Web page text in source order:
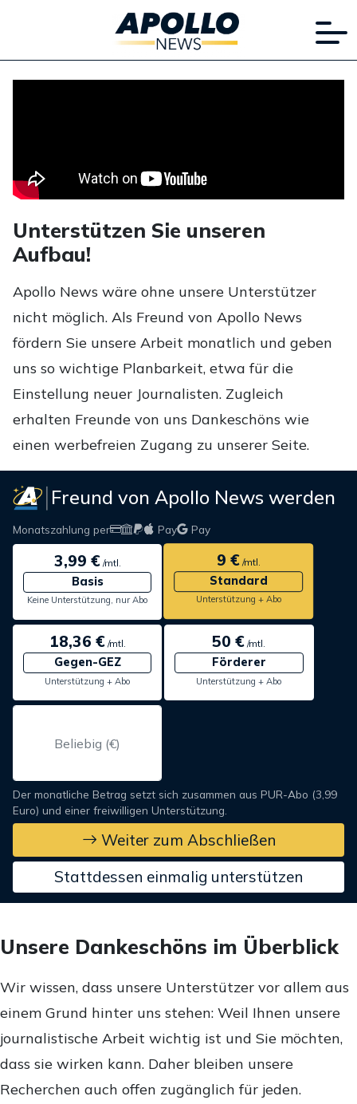
Unterstützen Sie unseren
Aufbau!
Apollo News wäre ohne unsere Unterstützer
nicht möglich. Als Freund von Apollo News
fördern Sie unsere Arbeit monatlich und geben
uns so wichtige Planbarkeit, etwa für die
Einstellung neuer Journalisten. Zugleich
erhalten Freunde von uns Dankeschöns wie
einen werbefreien Zugang zu unserer Seite.
Freund von Apollo News werden
Monatszahlung per Pay Pay
3,99 €/mtl.
Basis
Keine Unterstützung, nur Abo
9 €/mtl.
Standard
Unterstützung + Abo
18,36 €/mtl.
Gegen-GEZ
Unterstützung + Abo
50 € /mtl.
Förderer
Unterstützung + Abo
Der monatliche Betrag setzt sich zusammen aus PUR-Abo (3,99
Euro) und einer freiwilligen Unterstützung.
Weiter zum Abschließen
Stattdessen einmalig unterstützen
Unsere Dankeschöns im Überblick
Wir wissen, dass unsere Unterstützer vor allem aus
einem Grund hinter uns stehen: Weil Ihnen unsere
journalistische Arbeit wichtig ist und Sie möchten,
dass sie wirken kann. Daher bleiben unsere
Recherchen auch offen zugänglich für jeden.